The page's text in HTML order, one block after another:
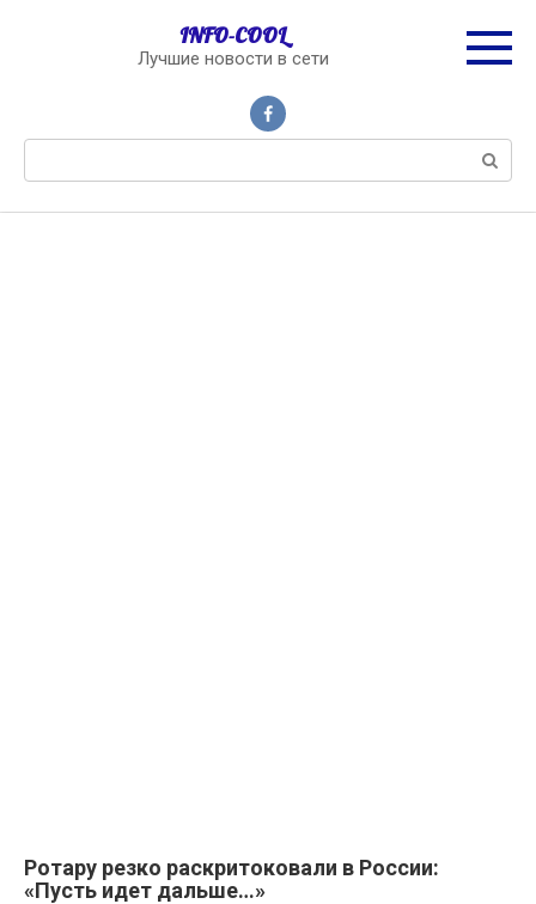
INFO-COOL
Лучшие новости в сети
Ротару резко раскритоковали в России:
«Пусть идет дальше…»